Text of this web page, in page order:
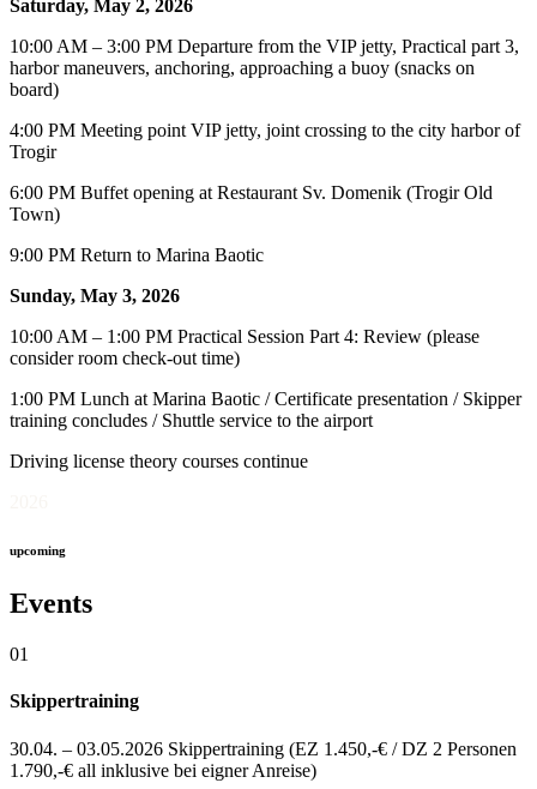
Saturday, May 2, 2026
10:00 AM – 3:00 PM Departure from the VIP jetty, Practical part 3,
harbor maneuvers, anchoring, approaching a buoy (snacks on
board)
4:00 PM Meeting point VIP jetty, joint crossing to the city harbor of
Trogir
6:00 PM Buffet opening at Restaurant Sv. Domenik (Trogir Old
Town)
9:00 PM Return to Marina Baotic
Sunday, May 3, 2026
10:00 AM – 1:00 PM Practical Session Part 4: Review (please
consider room check-out time)
1:00 PM Lunch at Marina Baotic / Certificate presentation / Skipper
training concludes / Shuttle service to the airport
Driving license theory courses continue
upcoming
Events
01
Skippertraining
30.04. – 03.05.2026 Skippertraining (EZ 1.450,-€ / DZ 2 Personen
1.790,-€ all inklusive bei eigner Anreise)